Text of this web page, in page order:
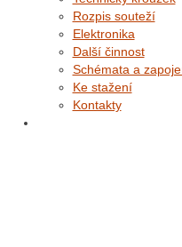
Rozpis souteží
Elektronika
Další činnost
Schémata a
Ke stažení
Kontakty